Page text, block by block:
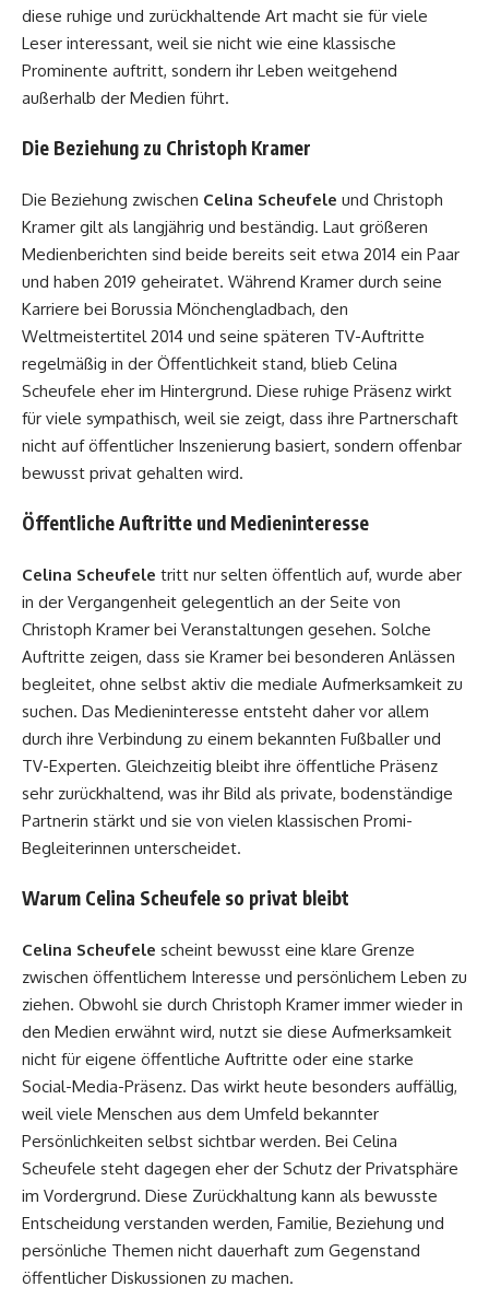
diese ruhige und zurückhaltende Art macht sie für viele
Leser interessant, weil sie nicht wie eine klassische
Prominente auftritt, sondern ihr Leben weitgehend
außerhalb der Medien führt.
Die Beziehung zu Christoph Kramer
Die Beziehung zwischen Celina Scheufele und Christoph
Kramer gilt als langjährig und beständig. Laut größeren
Medienberichten sind beide bereits seit etwa 2014 ein Paar
und haben 2019 geheiratet. Während Kramer durch seine
Karriere bei Borussia Mönchengladbach, den
Weltmeistertitel 2014 und seine späteren TV-Auftritte
regelmäßig in der Öffentlichkeit stand, blieb Celina
Scheufele eher im Hintergrund. Diese ruhige Präsenz wirkt
für viele sympathisch, weil sie zeigt, dass ihre Partnerschaft
nicht auf öffentlicher Inszenierung basiert, sondern offenbar
bewusst privat gehalten wird.
Öffentliche Auftritte und Medieninteresse
Celina Scheufele tritt nur selten öffentlich auf, wurde aber
in der Vergangenheit gelegentlich an der Seite von
Christoph Kramer bei Veranstaltungen gesehen. Solche
Auftritte zeigen, dass sie Kramer bei besonderen Anlässen
begleitet, ohne selbst aktiv die mediale Aufmerksamkeit zu
suchen. Das Medieninteresse entsteht daher vor allem
durch ihre Verbindung zu einem bekannten Fußballer und
TV-Experten. Gleichzeitig bleibt ihre öffentliche Präsenz
sehr zurückhaltend, was ihr Bild als private, bodenständige
Partnerin stärkt und sie von vielen klassischen Promi-
Begleiterinnen unterscheidet.
Warum Celina Scheufele so privat bleibt
Celina Scheufele scheint bewusst eine klare Grenze
zwischen öffentlichem Interesse und persönlichem Leben zu
ziehen. Obwohl sie durch Christoph Kramer immer wieder in
den Medien erwähnt wird, nutzt sie diese Aufmerksamkeit
nicht für eigene öffentliche Auftritte oder eine starke
Social-Media-Präsenz. Das wirkt heute besonders auffällig,
weil viele Menschen aus dem Umfeld bekannter
Persönlichkeiten selbst sichtbar werden. Bei Celina
Scheufele steht dagegen eher der Schutz der Privatsphäre
im Vordergrund. Diese Zurückhaltung kann als bewusste
Entscheidung verstanden werden, Familie, Beziehung und
persönliche Themen nicht dauerhaft zum Gegenstand
öffentlicher Diskussionen zu machen.